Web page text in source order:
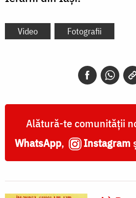
Video Fotografii
Alătură-te comunității
WhatsApp, Instagram